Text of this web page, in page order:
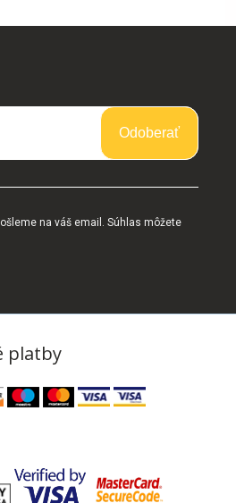
Odoberať
na váš email. Súhlas môžete
platby